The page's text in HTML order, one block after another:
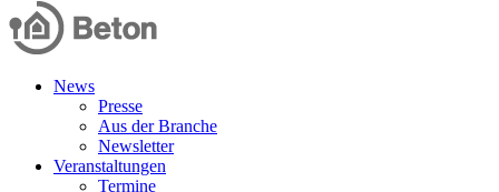
News
Presse
Aus der Branche
Newsletter
Veranstaltungen
Termine